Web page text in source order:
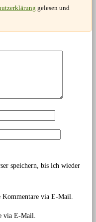
gelesen und
speichern, bis ich wieder
Kommentare via E-Mail.
via E-Mail.